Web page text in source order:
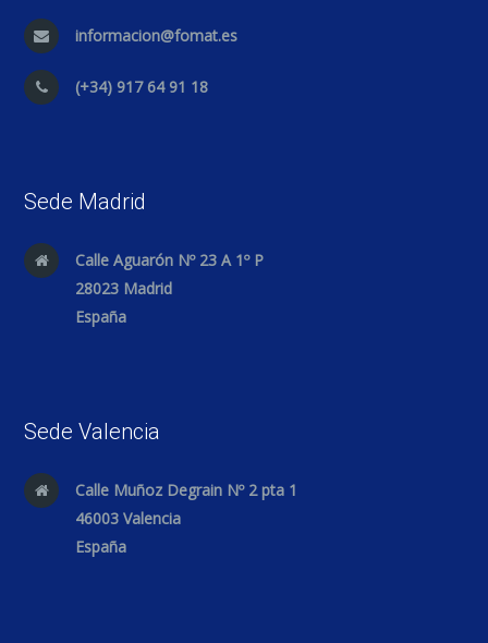
informacion@fomat.es
(+34) 917 64 91 18
Sede Madrid
Calle Aguarón Nº 23 A 1º P
28023 Madrid
España
Sede Valencia
Calle Muñoz Degrain Nº 2 pta 1
46003 Valencia
España